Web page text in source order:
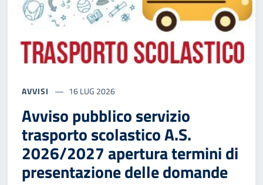
AVVISI 16 LUG 2026
Avviso pubblico servizio
trasporto scolastico A.S.
2026/2027 apertura termini di
presentazione delle domande